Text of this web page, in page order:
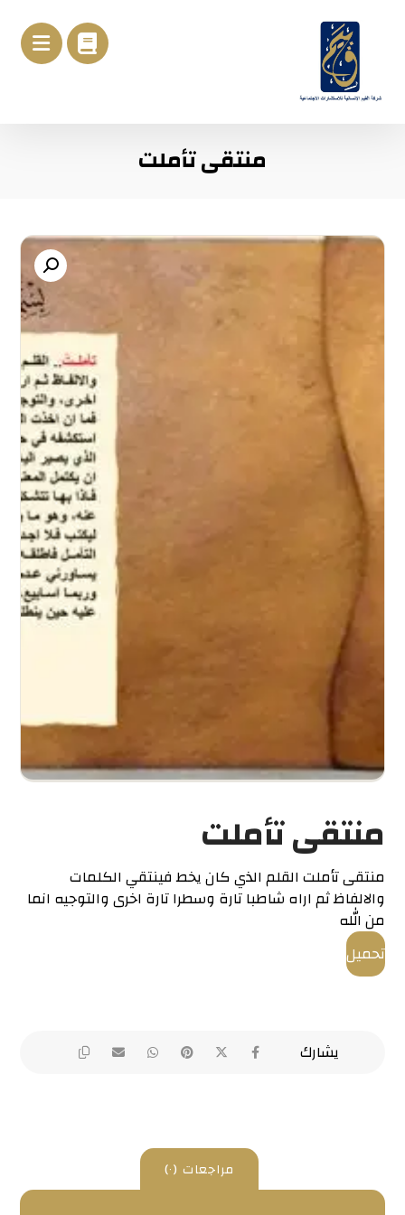
منتقى تأملت
منتقى تأملت
منتقى تأملت القلم الذي كان يخط فينتقي الكلمات
والالفاظ ثم اراه شاطبا تارة وسطرا تارة اخرى والتوجيه انما
من الله
تحميل
مراجعات (٠)